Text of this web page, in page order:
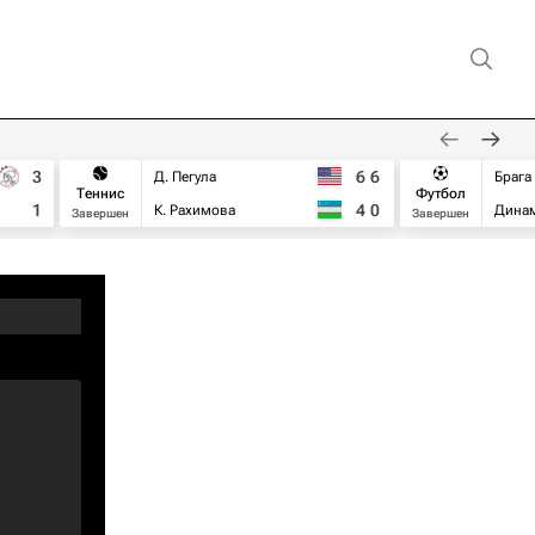
3
1
Теннис
Завершен
Д. Пегула
К. Рахимова
6 6
4 0
Футбол
Завершен
Брага